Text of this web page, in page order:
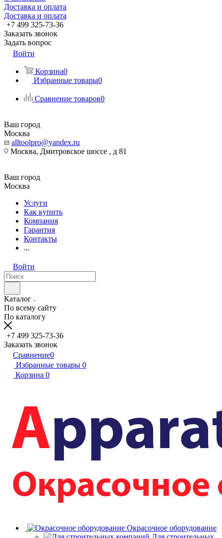
Доставка и оплата
Доставка и оплата
+7 499 325-73-36
Заказать звонок
Задать вопрос
Войти
Корзина0
Избранные товары0
Сравнение товаров0
Ваш город
Москва
alltoolpro@yandex.ru
Москва, Дмитровское шоссе , д 81
Ваш город
Москва
Услуги
Как купить
Компания
Гарантия
Контакты
...
Войти
Каталог
По всему сайту
По каталогу
+7 499 325-73-36
Заказать звонок
Сравнение0
Избранные товары 0
Корзина 0
Окрасочное оборудование